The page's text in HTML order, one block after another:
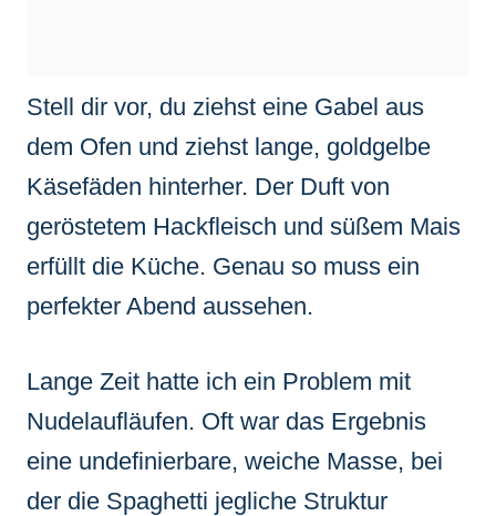
Stell dir vor, du ziehst eine Gabel aus
dem Ofen und ziehst lange, goldgelbe
Käsefäden hinterher. Der Duft von
geröstetem Hackfleisch und süßem Mais
erfüllt die Küche. Genau so muss ein
perfekter Abend aussehen.
Lange Zeit hatte ich ein Problem mit
Nudelaufläufen. Oft war das Ergebnis
eine undefinierbare, weiche Masse, bei
der die Spaghetti jegliche Struktur